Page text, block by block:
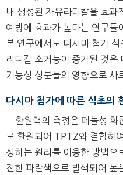
내 생성된 자유라디칼을 효과
예방에 효과가 높다는 연구들
본 연구에서도 다시마 첨가
라디칼 소거능이 증가된 것
기능성 성분들의 영향으로 사
다시마 첨가에 따른 식초의
환원력의 측정은 페놀성 화
로 환원되어 TPTZ와 결합하
성하는 원리를 이용한 방법으
진한 파란색으로 발색되어 높